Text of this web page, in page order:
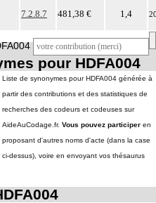
7.2.8.7 481,38 € 1,4
pour HDFA004
Liste de synonymes pour HDFA004 générée à
partir des contributions et des statistiques de
recherches des codeurs et codeuses sur
AideAuCodage.fr. Vous pouvez participer en
proposant d'autres noms d'acte (dans la case
ci-dessus), voire en envoyant vos thésaurus